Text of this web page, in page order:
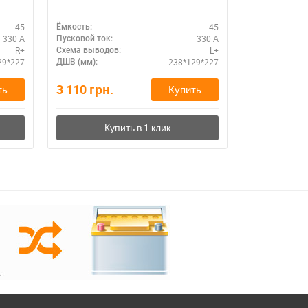
45
330 А
R+
Ёмкость: 45
Пусковой ток: 330 А
Схема выводов: L+
ДШВ (мм): 238*129*227
3 110 грн. Купить